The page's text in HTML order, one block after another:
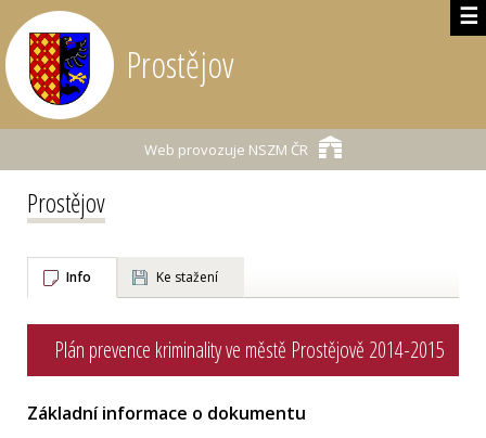
☰
Prostějov
Web provozuje NSZM ČR
Prostějov
Info Ke stažení
Plán prevence kriminality ve městě Prostějově 2014-2015
Základní informace o dokumentu